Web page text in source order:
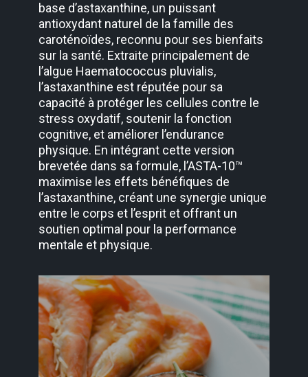
base d’astaxanthine, un puissant
antioxydant naturel de la famille des
caroténoïdes, reconnu pour ses bienfaits
sur la santé. Extraite principalement de
l’algue Haematococcus pluvialis,
l’astaxanthine est réputée pour sa
capacité à protéger les cellules contre le
stress oxydatif, soutenir la fonction
cognitive, et améliorer l’endurance
physique. En intégrant cette version
brevetée dans sa formule, l’ASTA-10™
maximise les effets bénéfiques de
l’astaxanthine, créant une synergie unique
entre le corps et l’esprit et offrant un
soutien optimal pour la performance
mentale et physique.